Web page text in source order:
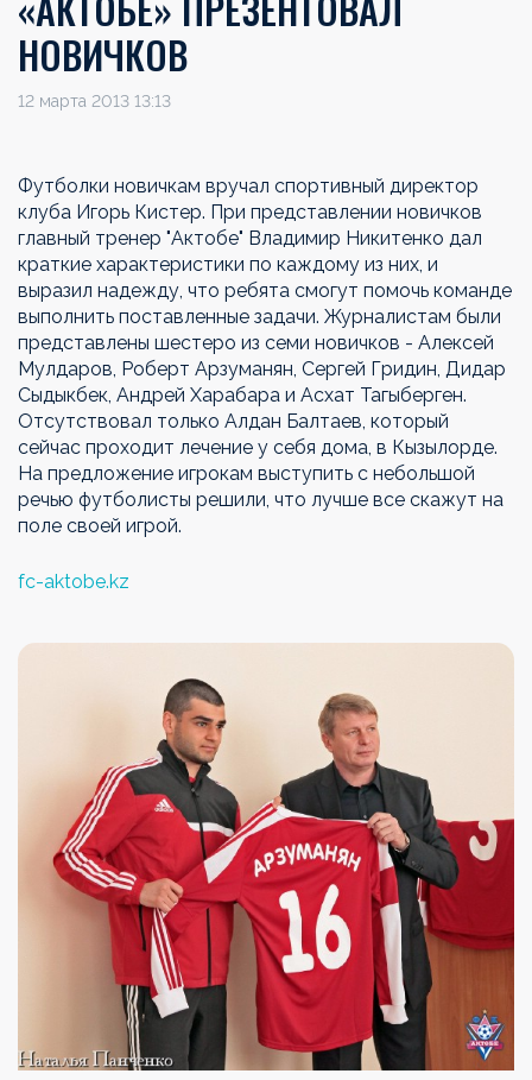
НОВИЧКОВ
12 марта 2013 13:13
Футболки новичкам вручал спортивный директор
клуба Игорь Кистер. При представлении новичков
главный тренер "Актобе" Владимир Никитенко дал
краткие характеристики по каждому из них, и
выразил надежду, что ребята смогут помочь команде
выполнить поставленные задачи. Журналистам были
представлены шестеро из семи новичков - Алексей
Мулдаров, Роберт Арзуманян, Сергей Гридин, Дидар
Сыдыкбек, Андрей Харабара и Асхат Тагыберген.
Отсутствовал только Алдан Балтаев, который
сейчас проходит лечение у себя дома, в Кызылорде.
На предложение игрокам выступить с небольшой
речью футболисты решили, что лучше все скажут на
поле своей игрой.
fc-aktobe.kz